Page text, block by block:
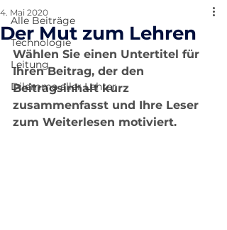
Alle Beiträge
Technologie
Leitung
Dilemma aller Lehrer
Der Mut zum Lehren
4. Mai 2020
Wählen Sie einen Untertitel für
Ihren Beitrag, der den
Beitragsinhalt kurz
zusammenfasst und Ihre Leser
zum Weiterlesen motiviert.